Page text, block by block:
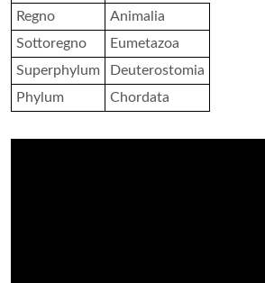
Regno
Animalia
Sottoregno
Eumetazoa
Superphylum
Deuterostomia
Phylum
Chordata